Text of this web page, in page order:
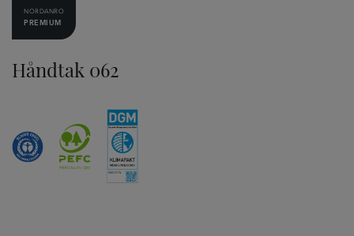
Håndtak 062
NORDANRO
PREMIUM